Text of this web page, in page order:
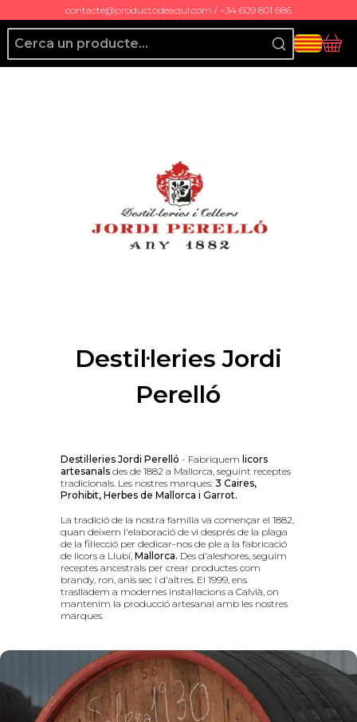
contacte@productodeaqui.com / +34 609 801 686
Producto de Aquí
Destil·leries Jordi
Perelló
Destil·leries Jordi Perelló- Fabriquem licors
artesanals des de 1882 a Mallorca, seguint receptes
tradicionals. Les nostres marques:3 Caires,
Prohibit, Herbes de Mallorca i Garrot.
La tradició de la nostra família va començar el 1882,
quan deixem l'elaboració de vi després de la plaga
de la fil·lecció per dedicar-nos de ple a la fabricació
de licors a Llubí,Mallorca. Des d'aleshores, seguim
receptes ancestrals per crear productes com
brandy, ron, anís sec i d'altres. El 1999, ens
traslladem a modernes instal·lacions a Calvià, on
mantenim la producció artesanal amb les nostres
marques.